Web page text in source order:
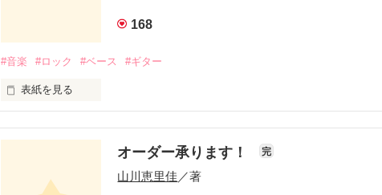
168
#音楽 #ロック #ベース #ギター
表紙を見る
オーダー承ります！ 完
山川恵里佳 ／著